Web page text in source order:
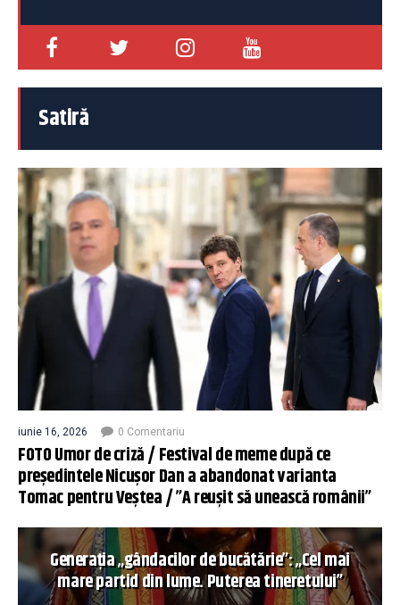
Satiră
iunie 16, 2026 0 Comentariu
FOTO Umor de criză / Festival de meme după ce
președintele Nicușor Dan a abandonat varianta
Tomac pentru Veștea / ”A reușit să unească românii”
Generația „gândacilor de bucătărie”: „Cel mai
mare partid din lume. Puterea tineretului”